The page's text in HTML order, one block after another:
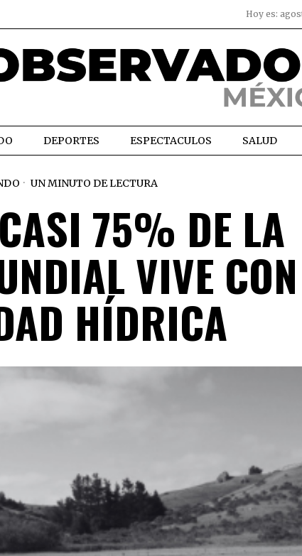
Hoy es:
DEPORTES ESPECTACULOS SALUD
UN MINUTO DE LECTURA
75% DE LA
VIVE CON
HÍDRICA